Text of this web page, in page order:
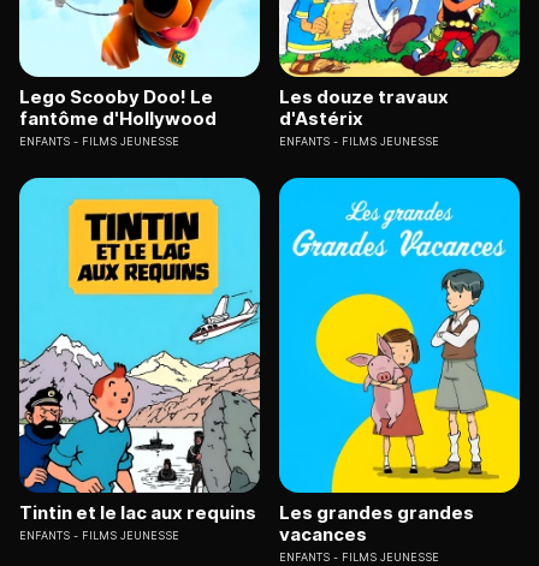
Lego Scooby Doo! Le
fantôme d'Hollywood
ENFANTS FILMS JEUNESSE
Les douze travaux
d'Astérix
ENFANTS FILMS JEUNESSE
Tintin et le lac aux requins
ENFANTS FILMS JEUNESSE
Les grandes grandes
vacances
ENFANTS FILMS JEUNESSE